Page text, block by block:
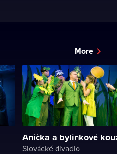
More
Anička a bylinkové
Slovácké divadlo